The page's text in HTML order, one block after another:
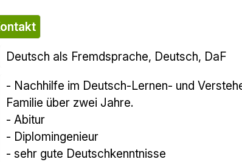
Kontakt
Deutsch als Fremdsprache, Deutsch, DaF
- Nachhilfe im Deutsch-Lernen- und
Familie über zwei Jahre.
- Abitur
- Diplomingenieur
- sehr gute Deutschkenntnisse